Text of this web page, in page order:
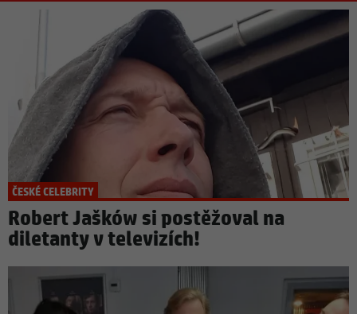
ČESKÉ CELEBRITY
Robert Jašków si postěžoval na
diletanty v televizích!